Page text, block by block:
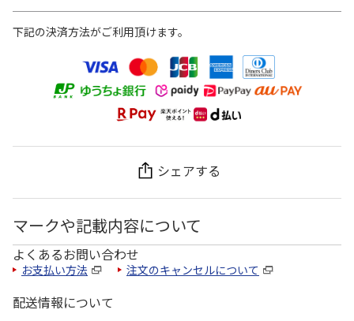
下記の決済方法がご利用頂けます。
シェアする
マークや記載内容について
よくあるお問い合わせ
お支払い方法 注文のキャンセルについて
配送情報について